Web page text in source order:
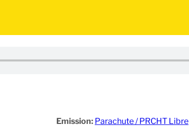
Emission: Parachute / PRCHT Libre